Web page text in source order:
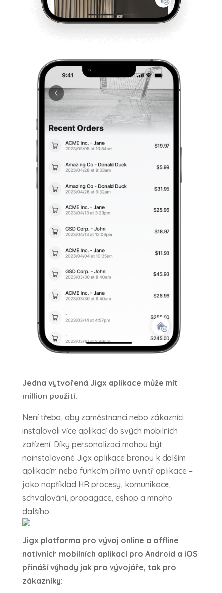
Jedna vytvořená Jigx aplikace může mít
million použití.
Není třeba, aby zaměstnanci nebo zákazníci
instalovali více aplikací do svých mobilních
zařízení. Díky personalizaci mohou být
nainstalované Jigx aplikace branou k dalším
aplikacím nebo funkcím přímo uvnitř aplikace –
jako například HR procesy, komunikace,
schvalování, propagace, eshop a mnoho
dalšího.
Jigx platforma pro vývoj online a offline
nativních mobilních aplikací pro Android a iOS
přináší výhody jak pro vývojáře, tak pro
zákazníky: